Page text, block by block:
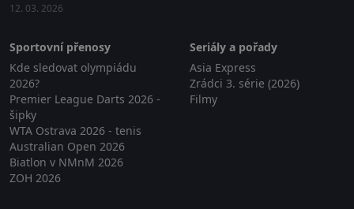
12. 03. 2026
Sportovní přenosy
Kde sledovat olympiádu
2026?
Premier League Darts 2026 -
šipky
WTA Ostrava 2026 - tenis
Australian Open 2026
Biatlon v NMnM 2026
ZOH 2026
Seriály a pořady
Asia Express
Zrádci 3. série (2026)
Filmy